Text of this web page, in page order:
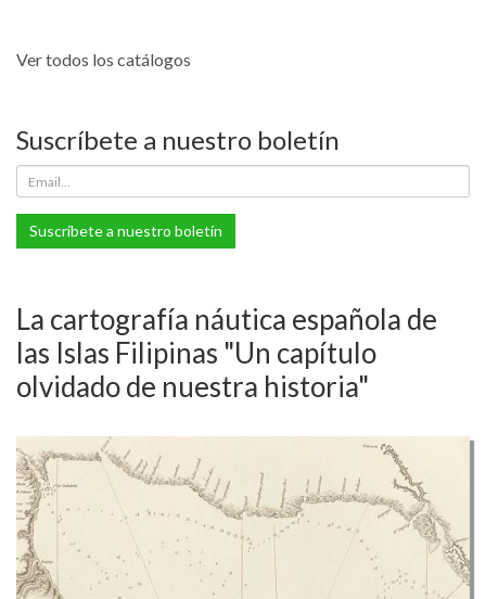
Ver todos los catálogos
Suscríbete a nuestro boletín
Suscríbete a nuestro boletín
La cartografía náutica española de
las Islas Filipinas "Un capítulo
olvidado de nuestra historia"